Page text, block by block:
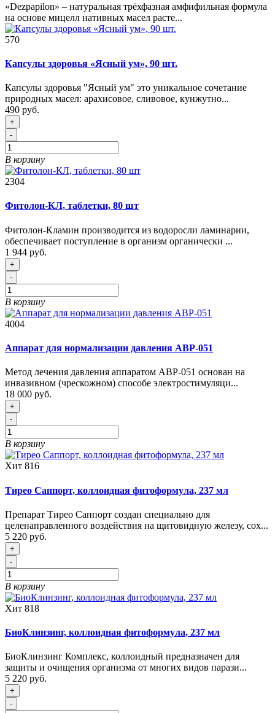
«Dezpapilon» – натуральная трёхфазная амфифильная формула
на основе мицелл нативных масел расте...
570
Капсулы здоровья «Ясный ум», 90 шт.
Капсулы здоровья "Ясный ум" это уникальное сочетание
природных масел: арахисовое, сливовое, кунжутно...
490 руб.
+
-
В корзину
2304
Фитолон-КЛ, таблетки, 80 шт
Фитолон-Кламин производится из водоросли ламинарии,
обеспечивает поступление в организм органически ...
1 944 руб.
+
-
В корзину
4004
Аппарат для нормализации давления АВР-051
Метод лечения давления аппаратом АВР-051 основан на
инвазивном (чрескожном) способе электростимуляци...
18 000 руб.
+
-
В корзину
Хит 816
Тирео Саппорт, коллоидная фитоформула, 237 мл
Препарат Тирео Саппорт создан специально для
целенаправленного воздействия на щитовидную железу, сох...
5 220 руб.
+
-
В корзину
Хит 818
БиоКлинзинг, коллоидная фитоформула, 237 мл
БиоКлинзинг Комплекс, коллоидный предназначен для
защиты и очищения организма от многих видов парази...
5 220 руб.
+
-